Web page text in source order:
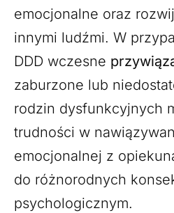
emocjonalne oraz
innymi ludźmi. W
DDD wczesne
zaburzone lub
rodzin dysfunkcyjnych
trudności w
emocjonalnej z
do różnorodnych
psychologicznym.